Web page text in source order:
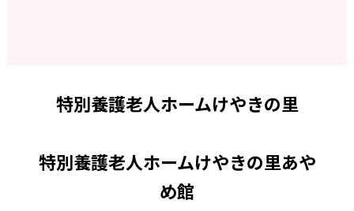
特別養護老人ホームけやきの里
特別養護老人ホームけやきの里あや
め館